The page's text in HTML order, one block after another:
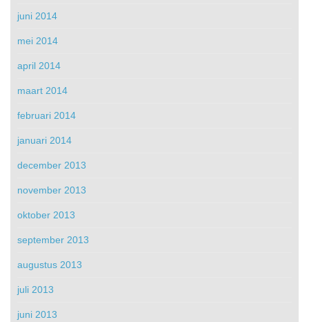
juni 2014
mei 2014
april 2014
maart 2014
februari 2014
januari 2014
december 2013
november 2013
oktober 2013
september 2013
augustus 2013
juli 2013
juni 2013